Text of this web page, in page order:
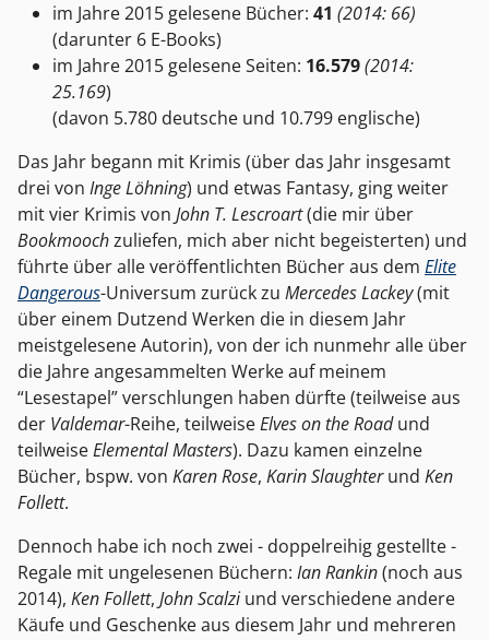
im Jahre 2015 gelesene Bücher: 41 (2014: 66)
(darunter 6 E-Books)
im Jahre 2015 gelesene Seiten: 16.579(2014:
25.169)
(davon 5.780 deutsche und 10.799 englische)
Das Jahr begann mit Krimis (über das Jahr insgesamt
drei von Inge Löhning) und etwas Fantasy, ging weiter
mit vier Krimis von John T. Lescroart(die mir über
Bookmoochzuliefen, mich aber nicht begeisterten) und
führte über alle veröffentlichten Bücher aus dem Elite
Dangerous-Universum zurück zu Mercedes Lackey(mit
über einem Dutzend Werken die in diesem Jahr
meistgelesene Autorin), von der ich nunmehr alle über
die Jahre angesammelten Werke auf meinem
“Lesestapel” verschlungen haben dürfte (teilweise aus
der Valdemar-Reihe, teilweiseElves on the Roadund
teilweiseElemental Masters). Dazu kamen einzelne
Bücher, bspw. von Karen Rose, Karin Slaughterund Ken
Follett.
Dennoch habe ich noch zwei - doppelreihig gestellte -
Regale mit ungelesenen Büchern: Ian Rankin(noch aus
2014), Ken Follett, John Scalzi und verschiedene andere
Käufe und Geschenke aus diesem Jahr und mehreren